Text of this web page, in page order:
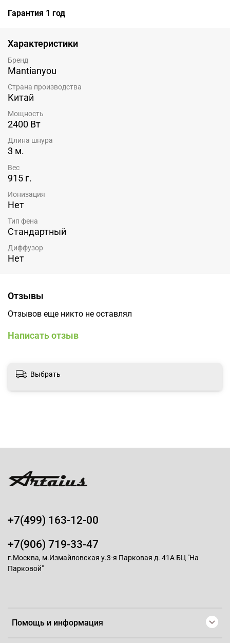
Гарантия 1 год
Характеристики
Бренд
Mantianyou
Страна производства
Китай
Мощность
2400 Вт
Длина шнура
3 м.
Вес
915 г.
Ионизация
Нет
Тип фена
Стандартный
Диффузор
Нет
Отзывы
Отзывов еще никто не оставлял
Написать отзыв
Выбрать
Помощь и информация
+7(499) 163-12-00
+7(906) 719-33-47
г.Москва, м.Измайловская у.3-я Парковая д. 41А БЦ "На
Парковой"